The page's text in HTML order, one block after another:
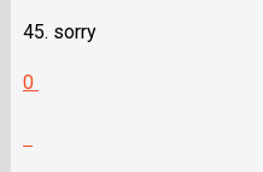
45. sorry
0